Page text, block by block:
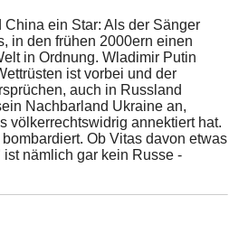
China ein Star: Als der Sänger
in den frühen 2000ern einen
in Ordnung. Wladimir Putin
ist vorbei und der
auch in Russland
Nachbarland Ukraine an,
völkerrechtswidrig annektiert hat.
Ob Vitas davon etwas
nämlich gar kein Russe -